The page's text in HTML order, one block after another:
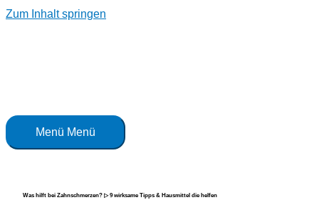
Zum Inhalt springen
Menü Menü
Was hilft bei Zahnschmerzen? ▷ 9 wirksame Tipps & Hausmittel die helfen